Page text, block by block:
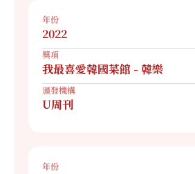
年份
2022
獎項
我最喜愛韓國菜館 - 韓樂
頒發機構
U周刊
年份